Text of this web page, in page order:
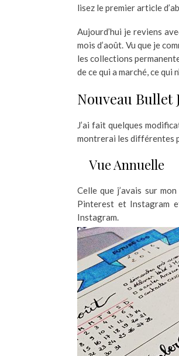
lisez le premier article
Aujourd’hui je reviens
mois d’août. Vu que je
les collections
de ce qui a marché, ce qui
Nouveau Bullet
J’ai fait quelques
montrerai les différentes
Vue Annuelle
Celle que j’avais sur
Pinterest et Instagram
Instagram.